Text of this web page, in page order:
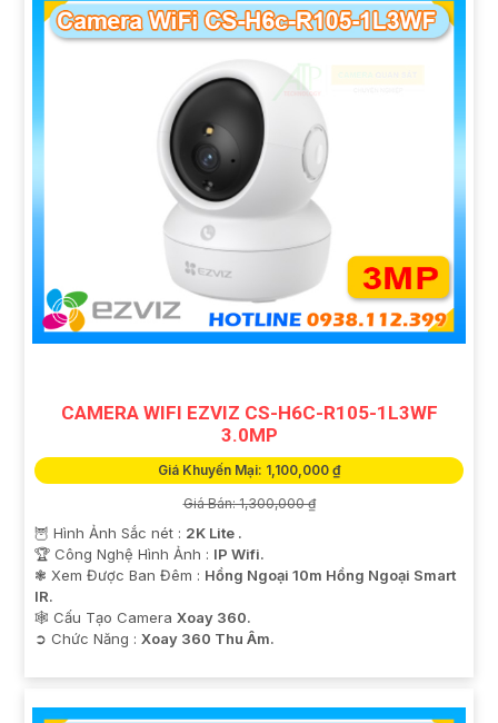
CAMERA WIFI EZVIZ CS-H6C-R105-1L3WF
3.0MP
Giá Khuyến Mại: 1,100,000 ₫
Giá Bán: 1,300,000 ₫
🦉 Hình Ảnh Sắc nét : 2K Lite .
🏆 Công Nghệ Hình Ảnh : IP Wifi.
❃ Xem Được Ban Đêm : Hồng Ngoại 10m Hồng Ngoại Smart
IR.
🕸️ Cấu Tạo Camera Xoay 360.
️➲ Chức Năng : Xoay 360 Thu Âm.